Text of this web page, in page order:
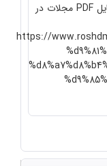
کاربر گرامی. با سلام. راهنمای خرید فایل PDF مجلات در
https://